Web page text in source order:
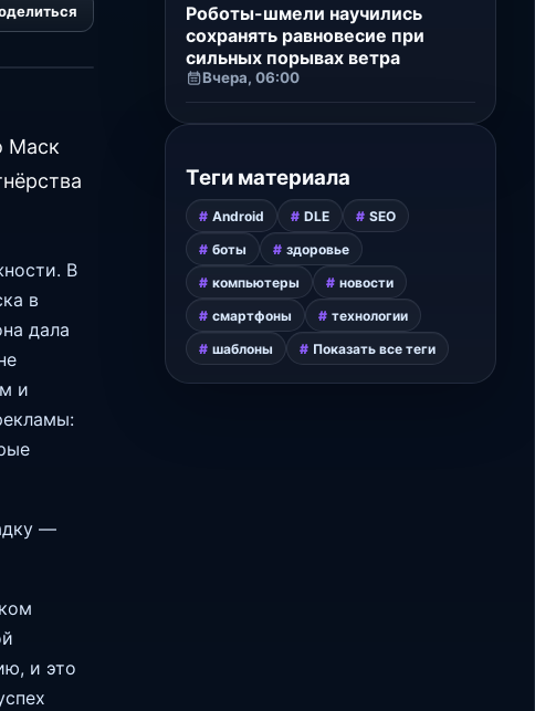
Маск
В
в
дала
и
—
и это
Роботы-шмели научились
сохранять равновесие при
сильных порывах ветра
Вчера, 06:00
Теги материала
Android DLE
SEO
боты
здоровье
компьютеры
новости
смартфоны
технологии
шаблоны
Показать все теги